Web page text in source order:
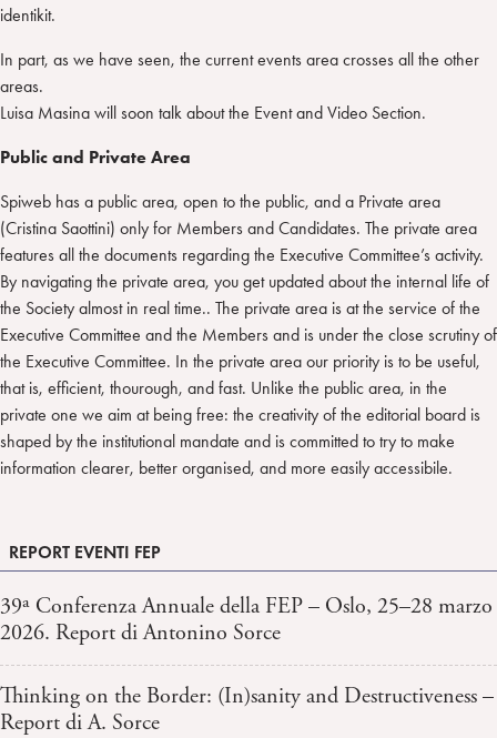
identikit.
In part, as we have seen, the current events area crosses all the other
areas.
Luisa Masina will soon talk about the Event and Video Section.
Public and Private Area
Spiweb has a public area, open to the public, and a Private area
(Cristina Saottini) only for Members and Candidates. The private area
features all the documents regarding the Executive Committee’s activity.
By navigating the private area, you get updated about the internal life of
the Society almost in real time.. The private area is at the service of the
Executive Committee and the Members and is under the close scrutiny of
the Executive Committee. In the private area our priority is to be useful,
that is, efficient, thourough, and fast. Unlike the public area, in the
private one we aim at being free: the creativity of the editorial board is
shaped by the institutional mandate and is committed to try to make
information clearer, better organised, and more easily accessibile.
REPORT EVENTI FEP
39ª Conferenza Annuale della FEP – Oslo, 25–28 marzo
2026. Report di Antonino Sorce
Thinking on the Border: (In)sanity and Destructiveness –
Report di A. Sorce